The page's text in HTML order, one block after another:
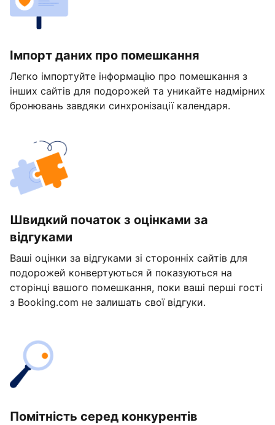
Імпорт даних про помешкання
Легко імпортуйте інформацію про помешкання з
інших сайтів для подорожей та уникайте надмірних
бронювань завдяки синхронізації календаря.
Швидкий початок з оцінками за
відгуками
Ваші оцінки за відгуками зі сторонніх сайтів для
подорожей конвертуються й показуються на
сторінці вашого помешкання, поки ваші перші гості
з Booking.com не залишать свої відгуки.
Помітність серед конкурентів